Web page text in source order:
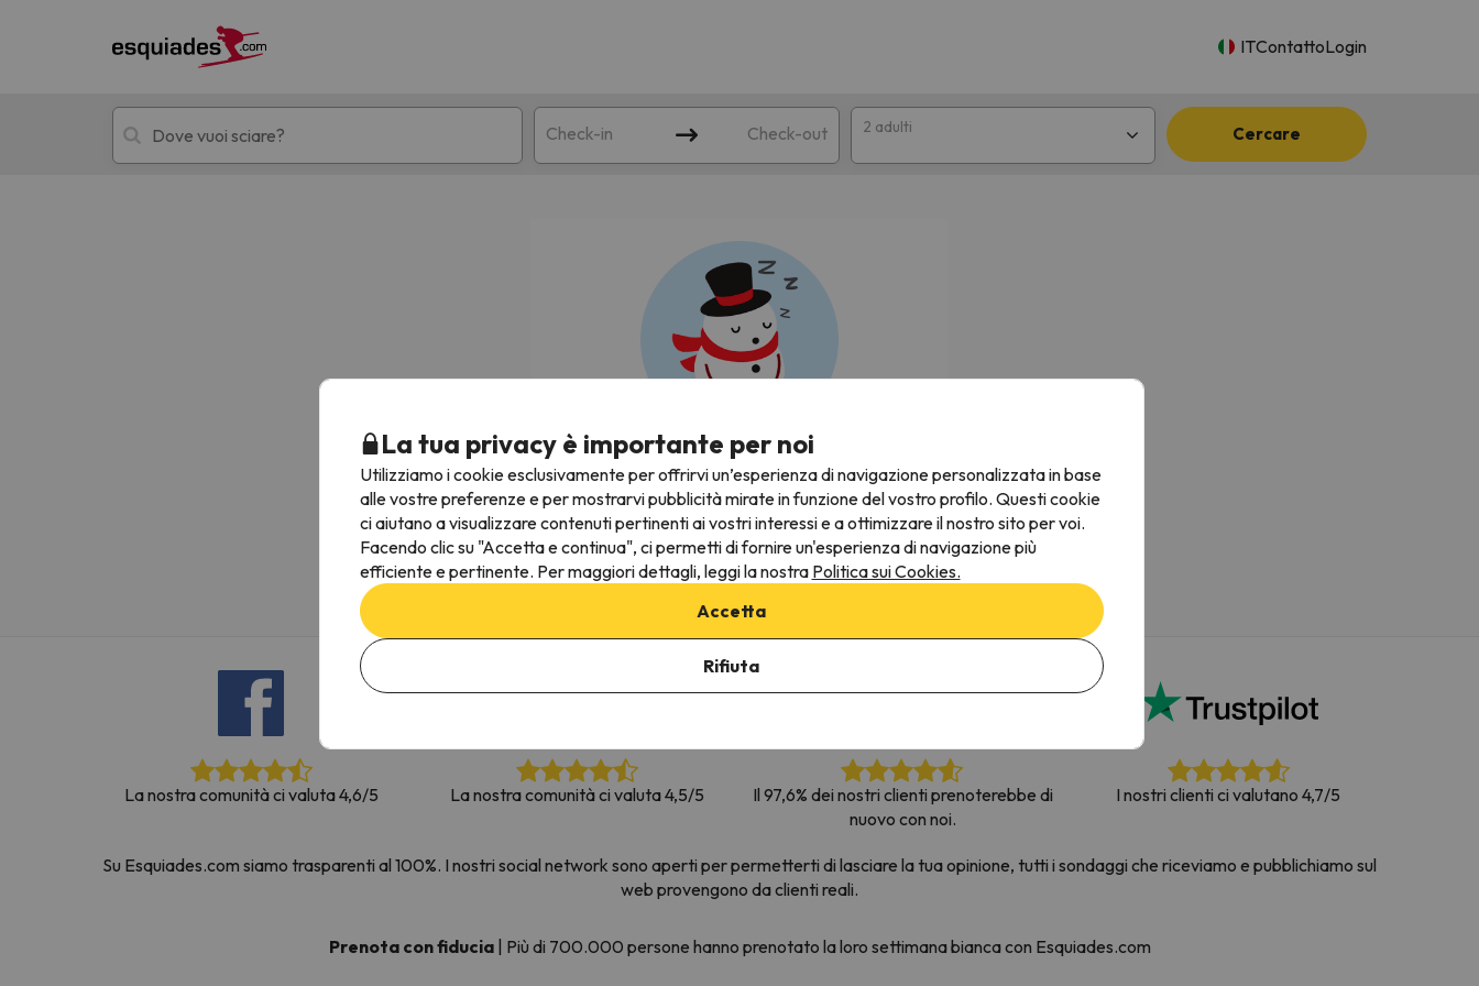
ITContattoLogin
Check-in Check-out 2 adulti Cercare
Sembra che il nostro ricercatore abbia perso la strada. Non appena troverà la bussola, tornerà.
Stiamo cercando le migliori offerte di sci!
La nostra comunità ci valuta 4,6/5 La nostra comunità ci valuta 4,5/5
Il 97,6% dei nostri clienti prenoterebbe di
nuovo con noi.
I nostri clienti ci valutano 4,7/5
Su Esquiades.com siamo trasparenti al 100%. I nostri social network sono aperti per permetterti di lasciare la tua opinione, tutti i sondaggi che riceviamo e pubblichiamo sul
web provengono da clienti reali.
Prenota con fiducia Più di 700.000 persone hanno prenotato la loro settimana bianca con Esquiades.com
La tua privacy è importante per noi
Utilizziamo i cookie esclusivamente per offrirvi un’esperienza di navigazione personalizzata in base
alle vostre preferenze e per mostrarvi pubblicità mirate in funzione del vostro profilo. Questi cookie
ci aiutano a visualizzare contenuti pertinenti ai vostri interessi e a ottimizzare il nostro sito per voi.
Facendo clic su "Accetta e continua", ci permetti di fornire un'esperienza di navigazione più
efficiente e pertinente. Per maggiori dettagli, leggi la nostra Politica sui Cookies.
Accetta
Rifiuta